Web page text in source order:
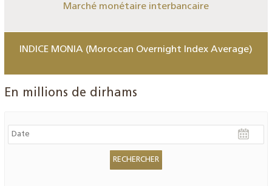
Marché monétaire interbancaire
INDICE MONIA (Moroccan Overnight Index Average)
En millions de dirhams